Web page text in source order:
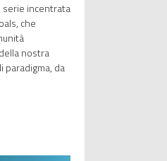
serie incentrata
che
nostra
paradigma, da